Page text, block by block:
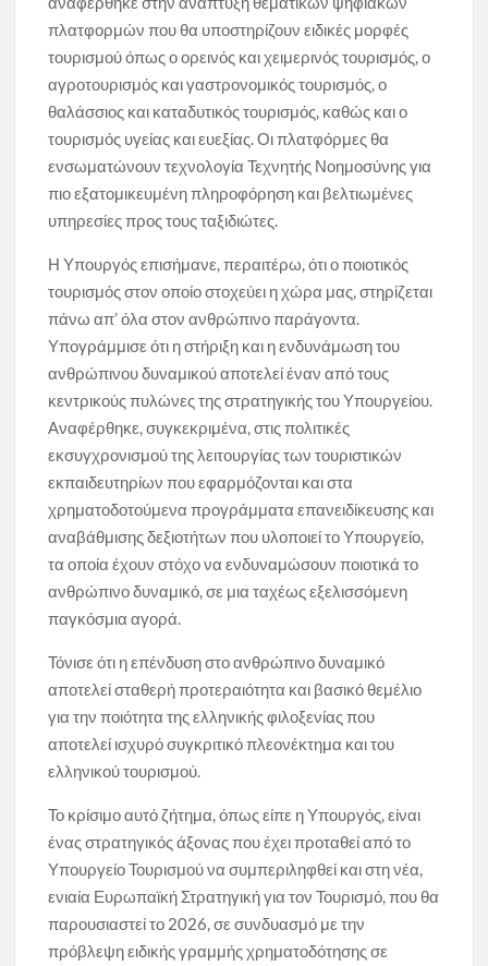
πλατφορμών που θα υποστηρίζουν ειδικές μορφές
τουρισμού όπως ο ορεινός και χειμερινός τουρισμός, ο
αγροτουρισμός και γαστρονομικός τουρισμός, ο
θαλάσσιος και καταδυτικός τουρισμός, καθώς και ο
τουρισμός υγείας και ευεξίας. Οι πλατφόρμες θα
ενσωματώνουν τεχνολογία Τεχνητής Νοημοσύνης για
πιο εξατομικευμένη πληροφόρηση και βελτιωμένες
υπηρεσίες προς τους ταξιδιώτες.
Η Υπουργός επισήμανε, περαιτέρω, ότι ο ποιοτικός
τουρισμός στον οποίο στοχεύει η χώρα μας, στηρίζεται
πάνω απ’ όλα στον ανθρώπινο παράγοντα.
Υπογράμμισε ότι η στήριξη και η ενδυνάμωση του
ανθρώπινου δυναμικού αποτελεί έναν από τους
κεντρικούς πυλώνες της στρατηγικής του Υπουργείου.
Αναφέρθηκε, συγκεκριμένα, στις πολιτικές
εκσυγχρονισμού της λειτουργίας των τουριστικών
εκπαιδευτηρίων που εφαρμόζονται και στα
χρηματοδοτούμενα προγράμματα επανειδίκευσης και
αναβάθμισης δεξιοτήτων που υλοποιεί το Υπουργείο,
τα οποία έχουν στόχο να ενδυναμώσουν ποιοτικά το
ανθρώπινο δυναμικό, σε μια ταχέως εξελισσόμενη
παγκόσμια αγορά.
Τόνισε ότι η επένδυση στο ανθρώπινο δυναμικό
αποτελεί σταθερή προτεραιότητα και βασικό θεμέλιο
για την ποιότητα της ελληνικής φιλοξενίας που
αποτελεί ισχυρό συγκριτικό πλεονέκτημα και του
ελληνικού τουρισμού.
Το κρίσιμο αυτό ζήτημα, όπως είπε η Υπουργός, είναι
ένας στρατηγικός άξονας που έχει προταθεί από το
Υπουργείο Τουρισμού να συμπεριληφθεί και στη νέα,
ενιαία Ευρωπαϊκή Στρατηγική για τον Τουρισμό, που θα
παρουσιαστεί το 2026, σε συνδυασμό με την
πρόβλεψη ειδικής γραμμής χρηματοδότησης σε